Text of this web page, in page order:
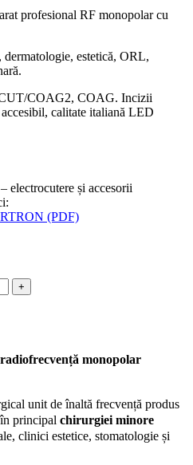
profesional RF monopolar cu
estetică, ORL,
COAG2, COAG. Incizii
calitate italiană LED
electrocutere și accesorii
(PDF)
monopolar
unit de înaltă frecvență produs
principal chirurgiei minore
clinici estetice, stomatologie și